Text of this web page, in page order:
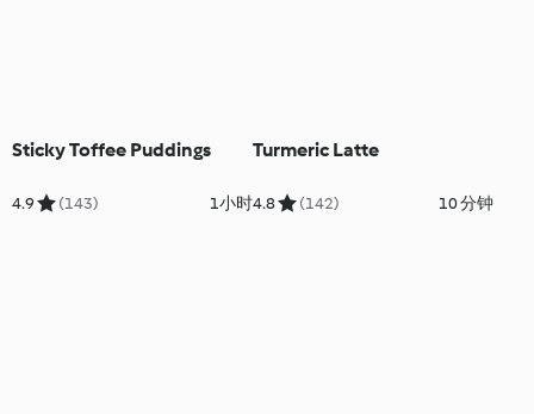
Sticky Toffee Puddings
4.9 (143) 1小时
Turmeric Latte
4.8 (142) 10 分钟